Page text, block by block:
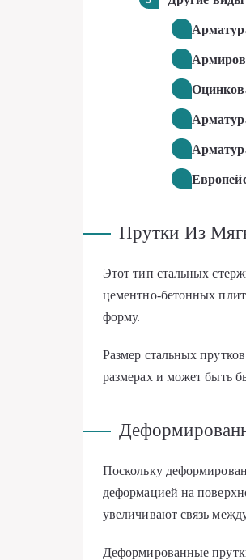
Прутки Из
Этот тип стальных
цементно-бетонных
форму.
Размер стальных
размерах и может быть
Поскольку
деформацией на
увеличивают связь
Деформированные